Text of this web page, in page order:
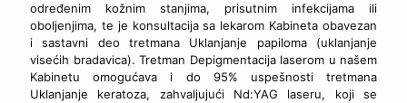
određenim kožnim stanjima, prisutnim infekcijama ili
oboljenjima, te je konsultacija sa lekarom Kabineta obavezan
i sastavni deo tretmana Uklanjanje papiloma (uklanjanje
visećih bradavica). Tretman Depigmentacija laserom u našem
Kabinetu omogućava i do 95% uspešnosti tretmana
Uklanjanje keratoza, zahvaljujući Nd:YAG laseru, koji se